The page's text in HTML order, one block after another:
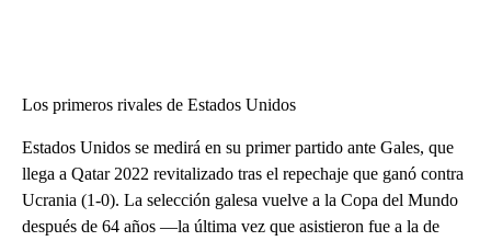
Los primeros rivales de Estados Unidos
Estados Unidos se medirá en su primer partido ante Gales, que
llega a Qatar 2022 revitalizado tras el repechaje que ganó contra
Ucrania (1-0). La selección galesa vuelve a la Copa del Mundo
después de 64 años —la última vez que asistieron fue a la de